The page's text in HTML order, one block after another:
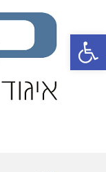
פתח סרגל נגישות